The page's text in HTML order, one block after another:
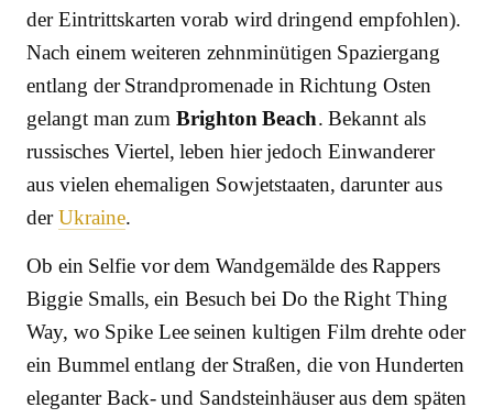
der Eintrittskarten vorab wird dringend empfohlen).
Nach einem weiteren zehnminütigen Spaziergang
entlang der Strandpromenade in Richtung Osten
gelangt man zum Brighton Beach. Bekannt als
russisches Viertel, leben hier jedoch Einwanderer
aus vielen ehemaligen Sowjetstaaten, darunter aus
derUkraine.
Ob ein Selfie vor dem Wandgemälde des Rappers
Biggie Smalls, ein Besuch bei Do the Right Thing
Way, wo Spike Lee seinen kultigen Film drehte oder
ein Bummel entlang der Straßen, die von Hunderten
eleganter Back- und Sandsteinhäuser aus dem späten